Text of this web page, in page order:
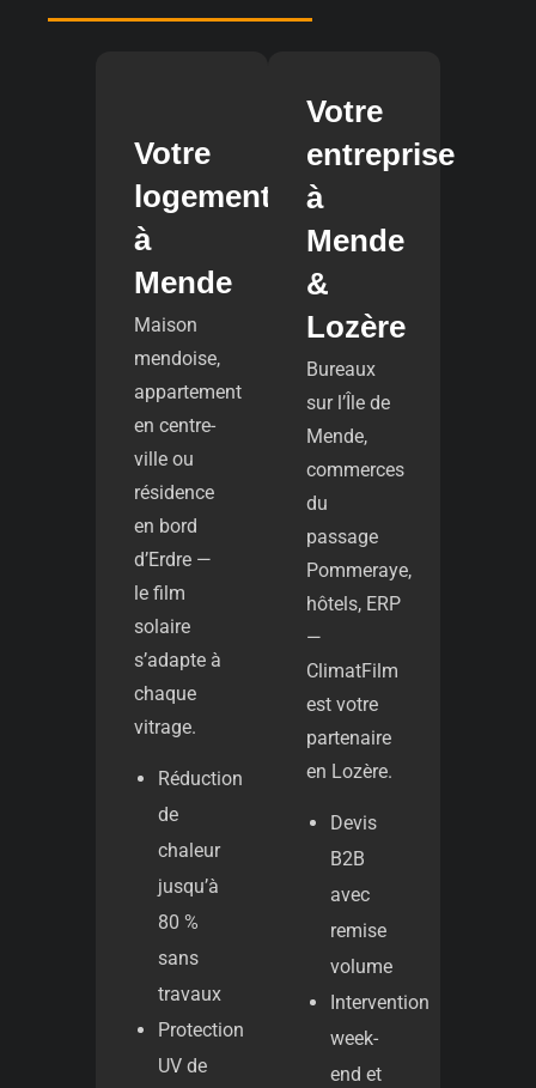
Votre
logement
à
Mende
Maison
mendoise,
appartement
en centre-
ville ou
résidence
en bord
d’Erdre —
le film
solaire
s’adapte à
chaque
vitrage.
Réduction
de
chaleur
jusqu’à
80 %
sans
travaux
Protection
UV de
Votre
entreprise
à
Mende
&
Lozère
Bureaux
sur l’Île de
Mende,
commerces
du
passage
Pommeraye,
hôtels, ERP
—
ClimatFilm
est votre
partenaire
en Lozère.
Devis
B2B
avec
remise
volume
Intervention
week-
end et